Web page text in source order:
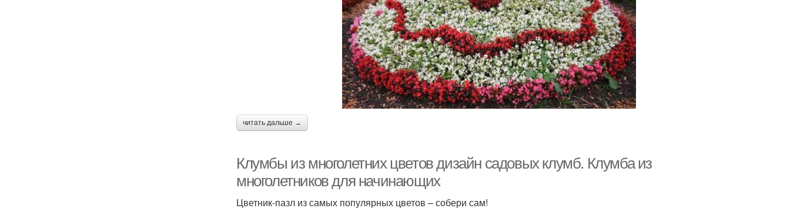
читать дальше →
Клумбы из многолетних цветов дизайн садовых клумб. Клумба из
многолетников для начинающих
Цветник-пазл из самых популярных цветов – собери сам!